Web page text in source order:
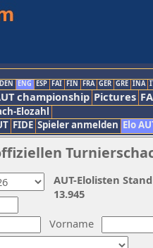
DEN ENG ESP FAI FIN FRA GER GRE INA
championship Pictures
Elozahl
FIDE Spieler anmelden Elo
Vorname
AUT-Elolisten
13.945